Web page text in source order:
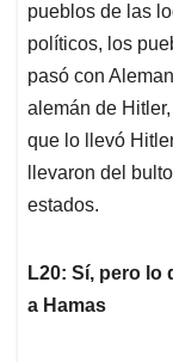
pueblos de las
políticos, los
pasó con
alemán de
que lo llevó
llevaron del
estados.
L20: Sí, pero lo
a Hamas